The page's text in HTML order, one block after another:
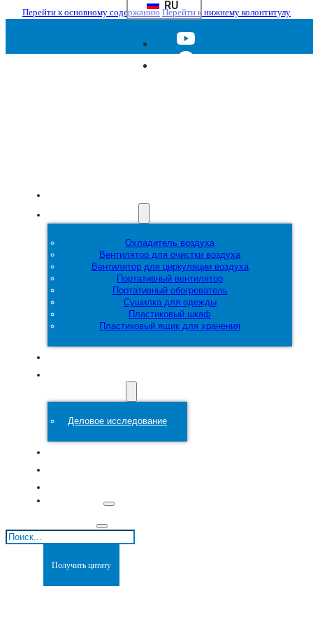
Перейти к основному содержанию Перейти к нижнему колонтитулу
RU
Охладитель воздуха
Вентилятор для очистки воздуха
Вентилятор для циркуляции воздуха
Портативный вентилятор
Портативный обогреватель
Сушилка для одежды
Пластиковый шкаф
Пластиковый ящик для хранения
Деловое исследование
Поиск
Получить цитату